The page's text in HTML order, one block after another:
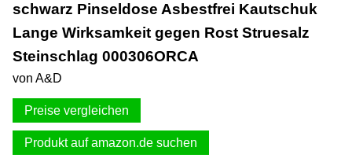
Support & Newsletter
Presse
Datenschutz
Impressum
schwarz Pinseldose Asbestfrei Kautschuk
Lange Wirksamkeit gegen Rost Struesalz
Steinschlag 000306ORCA
von A&D
Preise vergleichen
Produkt auf amazon.de suchen